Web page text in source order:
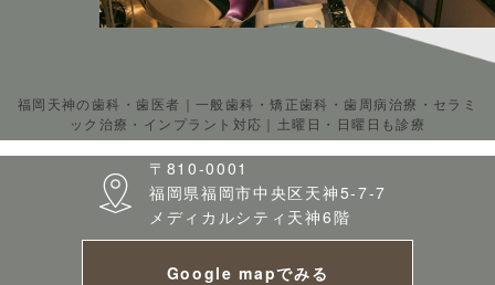
福岡天神の歯科・歯医者｜一般歯科・矯正歯科・歯周病治療・セラミ
ック治療・インプラント対応｜土曜日・日曜日も診療
〒810-0001
福岡県福岡市中央区天神5-7-7
メディカルシティ天神6階
Google mapでみる